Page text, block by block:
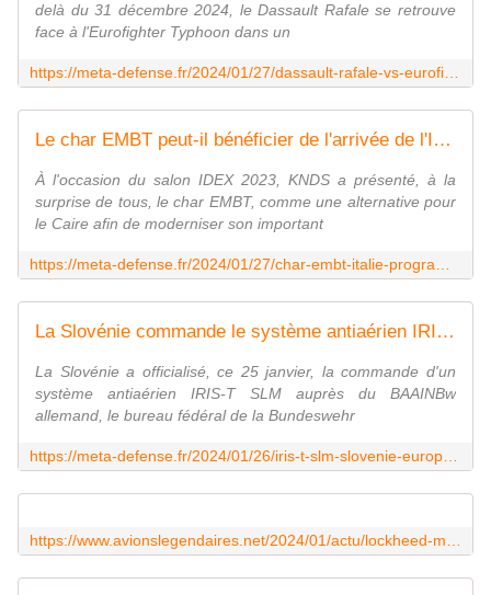
delà du 31 décembre 2024, le Dassault Rafale se retrouve
face à l'Eurofighter Typhoon dans un
Le char EMBT peut-il bénéficier de l'arrivée de l'Italie dans MGCS ?
À l'occasion du salon IDEX 2023, KNDS a présenté, à la
surprise de tous, le char EMBT, comme une alternative pour
le Caire afin de moderniser son important
La Slovénie commande le système antiaérien IRIS-T SLM allemand dans le cadre de l'Initiative Européenne Sky Shield
La Slovénie a officialisé, ce 25 janvier, la commande d'un
système antiaérien IRIS-T SLM auprès du BAAINBw
allemand, le bureau fédéral de la Bundeswehr